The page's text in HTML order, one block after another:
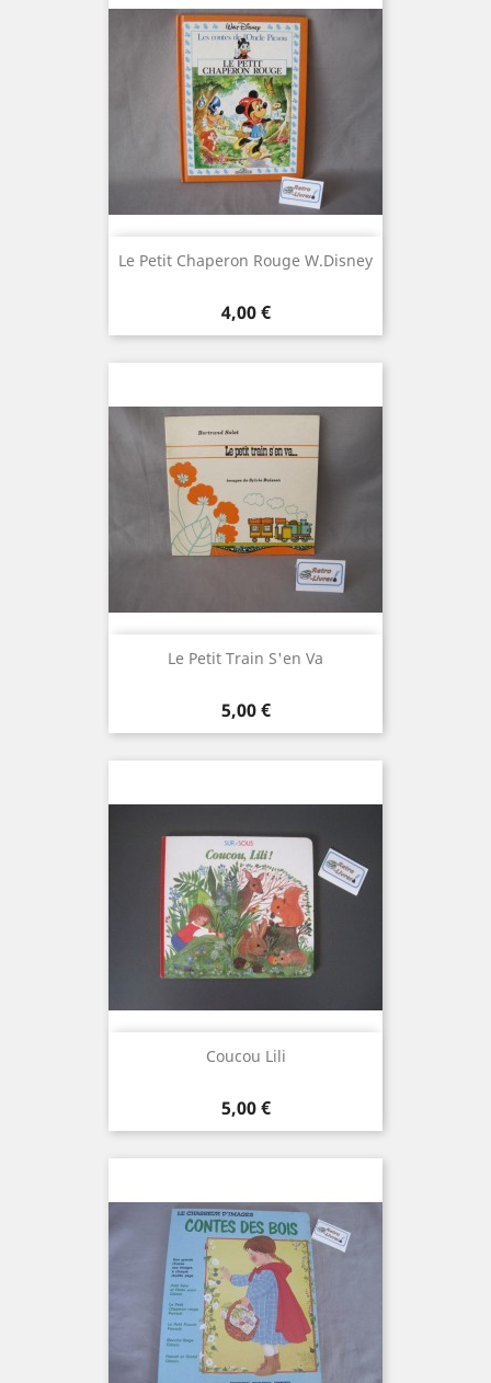
Le Petit Chaperon Rouge W.Disney
Prix
4,00 €
Le Petit Train S'en Va
Prix
5,00 €
Coucou Lili
Prix
5,00 €